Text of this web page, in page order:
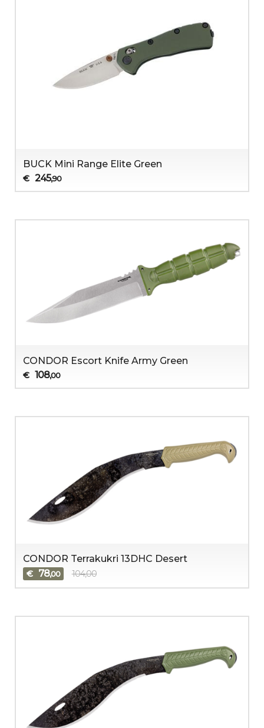
BUCK Mini Range Elite Green
€ 245,90
CONDOR Escort Knife Army Green
€ 108,00
CONDOR Terrakukri 13DHC Desert
€ 78,00 104,00